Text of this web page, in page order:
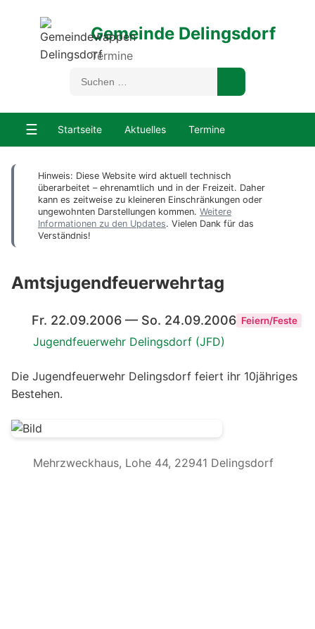
Gemeinde Delingsdorf
Termine
☰ Startseite Aktuelles Termine
Hinweis: Diese Website wird aktuell technisch
überarbeitet – ehrenamtlich und in der Freizeit. Daher
kann es zeitweise zu kleineren Einschränkungen oder
ungewohnten Darstellungen kommen. Weitere
Informationen zu den Updates. Vielen Dank für das
Verständnis!
Amtsjugendfeuerwehrtag
Fr. 22.09.2006 — So. 24.09.2006 Feiern/Feste
Jugendfeuerwehr Delingsdorf (JFD)
Die Jugendfeuerwehr Delingsdorf feiert ihr 10jähriges
Bestehen.
Mehrzweckhaus, Lohe 44, 22941 Delingsdorf